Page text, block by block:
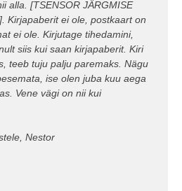
alla. [TSENSOR JÄRGMISE
Kirjapaberit ei ole, postkaart on
ei ole. Kirjutage tihedamini,
siis kui saan kirjapaberit. Kiri
teeb tuju palju paremaks. Nägu
ise olen juba kuu aega
Vene vägi on nii kui
Nestor